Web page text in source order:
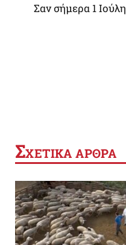
Σαν σήμερα 1 Ιούλη
ΣΧΕΤΙΚΑ ΑΡΘΡΑ